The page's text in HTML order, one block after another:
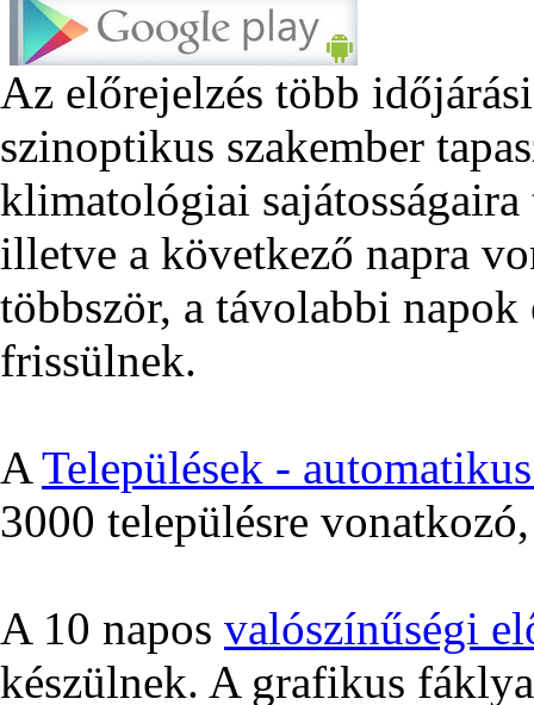
Az előrejelzés több
szinoptikus szakember
klimatológiai
illetve a következő napra
többször, a távolabbi napok
frissülnek.
ATelepülések -
3000 településre
A 10 napos valószínűségi
készülnek. A grafikus